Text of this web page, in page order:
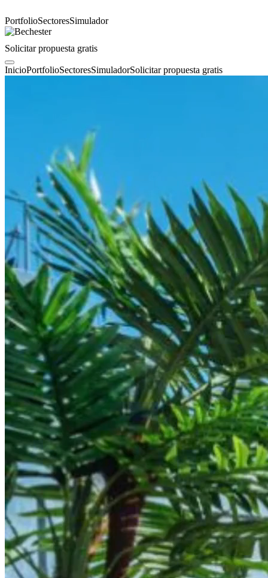
PortfolioSectoresSimulador
Solicitar propuesta gratis
InicioPortfolioSectoresSimuladorSolicitar propuesta gratis